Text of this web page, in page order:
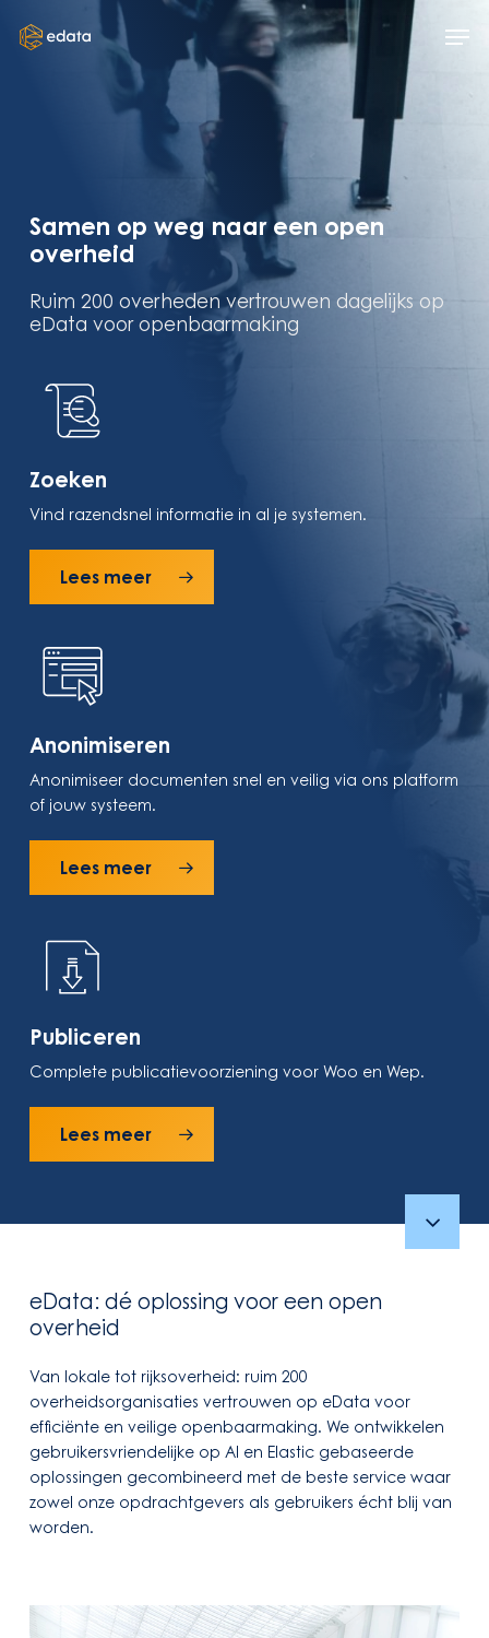
Samen op weg naar een open
overheid
Ruim 200 overheden vertrouwen dagelijks op
eData voor openbaarmaking
Zoeken
Vind razendsnel informatie in al je systemen.
Lees meer
Anonimiseren
Anonimiseer documenten snel en veilig via ons platform
of jouw systeem.
Lees meer
Publiceren
Complete publicatievoorziening voor Woo en Wep.
Lees meer
Navigate
section
eData: dé oplossing voor een open
overheid
Van lokale tot rijksoverheid: ruim 200
overheidsorganisaties vertrouwen op eData voor
efficiënte en veilige openbaarmaking. We ontwikkelen
gebruikersvriendelijke op AI en Elastic gebaseerde
oplossingen gecombineerd met de beste service waar
zowel onze opdrachtgevers als gebruikers écht blij van
worden.